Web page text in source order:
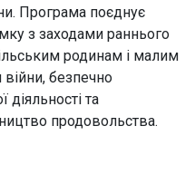
Програма поєднує
з заходами раннього
родинам і малим
безпечно
діяльності та
продовольства.